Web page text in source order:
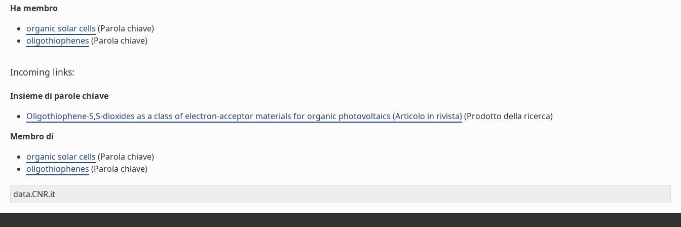
Ha membro
organic solar cells (Parola chiave)
oligothiophenes (Parola chiave)
Incoming links:
Insieme di parole chiave
Oligothiophene-S,S-dioxides as a class of electron-acceptor materials for organic photovoltaics (Articolo in rivista)(Prodotto della ricerca)
Membro di
organic solar cells (Parola chiave)
oligothiophenes (Parola chiave)
data.CNR.it